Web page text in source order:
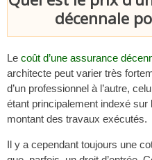
décennale
Le coût d’une assurance
architecte peut varier très
d’un professionnel à l’autre,
étant principalement indexé sur
montant des travaux exécutés.
Il y a cependant toujours une